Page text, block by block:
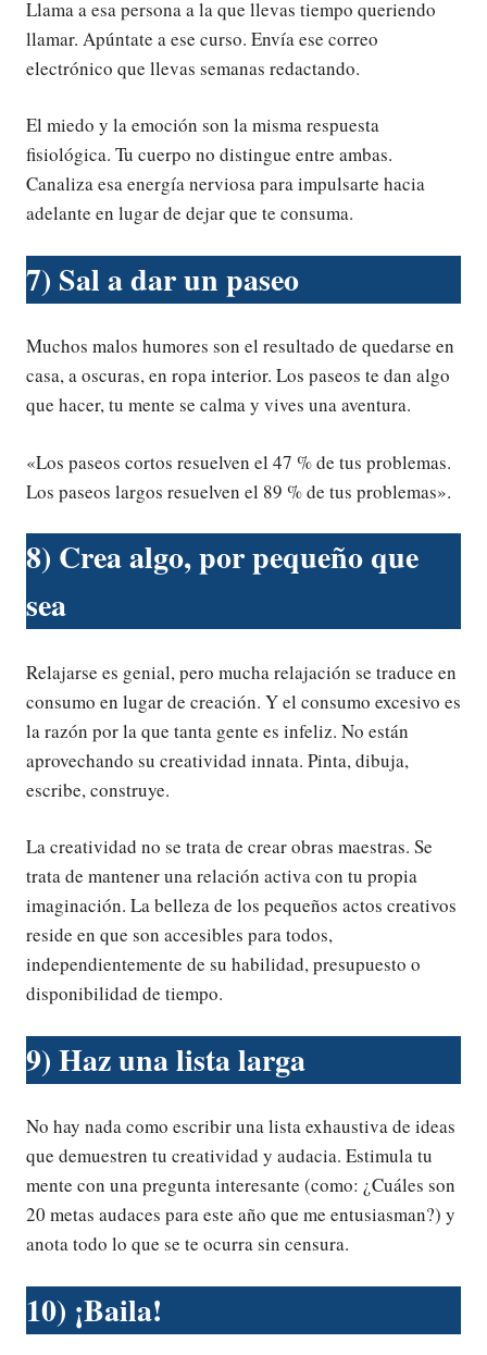
Llama a esa persona a la que llevas tiempo queriendo
llamar. Apúntate a ese curso. Envía ese correo
electrónico que llevas semanas redactando.
El miedo y la emoción son la misma respuesta
fisiológica. Tu cuerpo no distingue entre ambas.
Canaliza esa energía nerviosa para impulsarte hacia
adelante en lugar de dejar que te consuma.
7) Sal a dar un paseo
Muchos malos humores son el resultado de quedarse en
casa, a oscuras, en ropa interior. Los paseos te dan algo
que hacer, tu mente se calma y vives una aventura.
«Los paseos cortos resuelven el 47 % de tus problemas.
Los paseos largos resuelven el 89 % de tus problemas».
8) Crea algo, por pequeño que
sea
Relajarse es genial, pero mucha relajación se traduce en
consumo en lugar de creación. Y el consumo excesivo es
la razón por la que tanta gente es infeliz. No están
aprovechando su creatividad innata. Pinta, dibuja,
escribe, construye.
La creatividad no se trata de crear obras maestras. Se
trata de mantener una relación activa con tu propia
imaginación. La belleza de los pequeños actos creativos
reside en que son accesibles para todos,
independientemente de su habilidad, presupuesto o
disponibilidad de tiempo.
9) Haz una lista larga
No hay nada como escribir una lista exhaustiva de ideas
que demuestren tu creatividad y audacia. Estimula tu
mente con una pregunta interesante (como: ¿Cuáles son
20 metas audaces para este año que me entusiasman?) y
anota todo lo que se te ocurra sin censura.
10) ¡Baila!